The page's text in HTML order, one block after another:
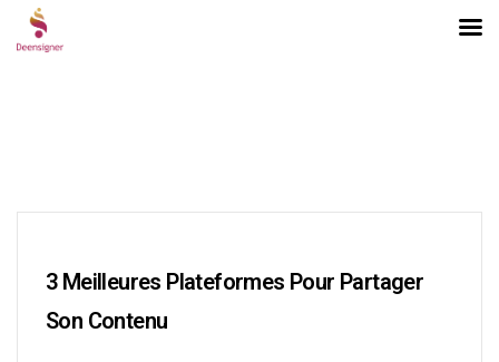
3 Meilleures Plateformes Pour Partager
Son Contenu